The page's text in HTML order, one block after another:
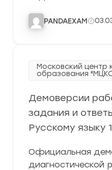
PANDAEXAM
Московский центр
образования
Демоверсии
задания и
Русскому языку
Официальная
диагностической